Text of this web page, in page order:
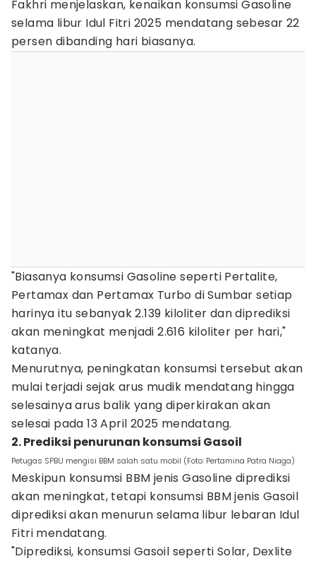
Fakhri menjelaskan, kenaikan konsumsi Gasoline
selama libur Idul Fitri 2025 mendatang sebesar 22
persen dibanding hari biasanya.
"Biasanya konsumsi Gasoline seperti Pertalite,
Pertamax dan Pertamax Turbo di Sumbar setiap
harinya itu sebanyak 2.139 kiloliter dan diprediksi
akan meningkat menjadi 2.616 kiloliter per hari,"
katanya.
Menurutnya, peningkatan konsumsi tersebut akan
mulai terjadi sejak arus mudik mendatang hingga
selesainya arus balik yang diperkirakan akan
selesai pada 13 April 2025 mendatang.
2. Prediksi penurunan konsumsi Gasoil
Petugas SPBU mengisi BBM salah satu mobil (Foto: Pertamina Patra Niaga)
Meskipun konsumsi BBM jenis Gasoline diprediksi
akan meningkat, tetapi konsumsi BBM jenis Gasoil
diprediksi akan menurun selama libur lebaran Idul
Fitri mendatang.
"Diprediksi, konsumsi Gasoil seperti Solar, Dexlite